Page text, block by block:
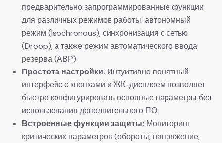
предварительно запрограммированные функции
для различных режимов работы: автономный
режим (Isochronous), синхронизация с сетью
(Droop), а также режим автоматического ввода
резерва (АВР).
​Простота настройки:​ ​ Интуитивно понятный
интерфейс с кнопками и ЖК-дисплеем позволяет
быстро конфигурировать основные параметры без
использования дополнительного ПО.
​Встроенные функции защиты:​ ​ Мониторинг
критических параметров (обороты, напряжение,